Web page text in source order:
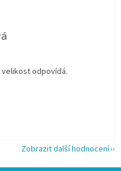
z 5 hvězdiček.
odpovídá.
z 5 hvězdiček.
Zobrazit další hodnocení